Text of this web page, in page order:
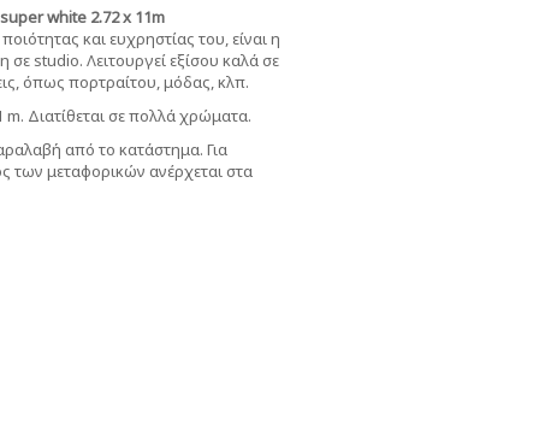
white 2.72 x 11m
και ευχρηστίας του, είναι η
studio. Λειτουργεί εξίσου καλά σε
όπως πορτραίτου, μόδας, κλπ.
m. Διατίθεται σε πολλά χρώματα.
από το κατάστημα. Για
μεταφορικών ανέρχεται στα